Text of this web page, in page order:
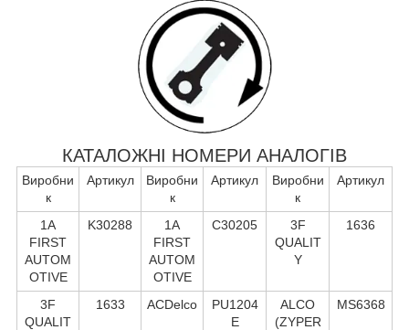
КАТАЛОЖНІ НОМЕРИ АНАЛОГІВ
Виробни
к
Артикул
Виробни
к
Артикул
Виробни
к
Артикул
1A
FIRST
AUTOM
OTIVE
K30288
1A
FIRST
AUTOM
OTIVE
C30205
3F
QUALIT
Y
1636
3F
QUALIT
1633 ACDelco
PU1204
E
ALCO
(ZYPER
MS6368